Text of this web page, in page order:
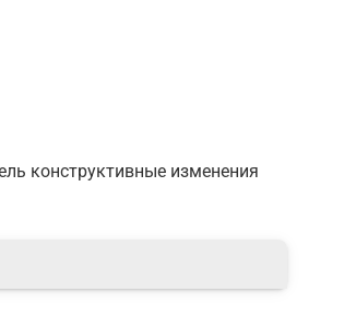
конструктивные изменения